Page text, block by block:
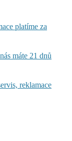
platíme za
máte 21 dnů
reklamace